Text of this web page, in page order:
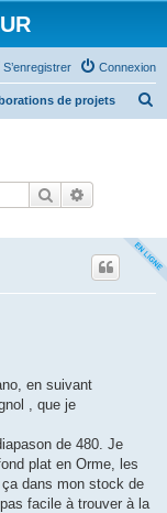
Connexion
S’enregistrer
de projets
c
Rechercher
en suivant
, que je
de 480. Je
plat en Orme, les
dans mon stock de
facile à trouver à la